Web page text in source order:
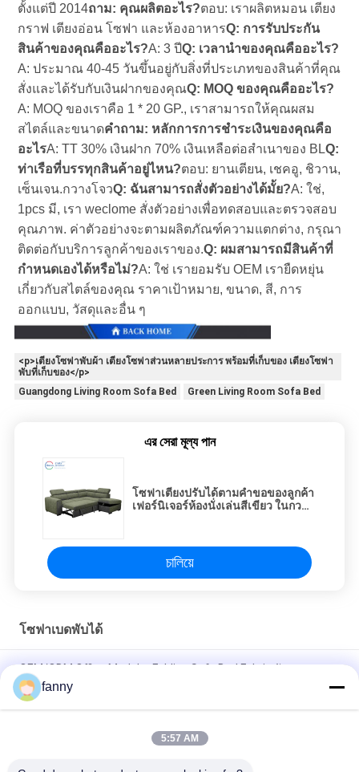
ตั้งแต่ปี 2014ถาม: คุณผลิตอะไร?ตอบ: เราผลิตหมอน เตียง
กราฟ เตียงอ่อน โซฟา และห้องอาหารQ: การรับประกัน
สินค้าของคุณคืออะไร?A: 3 ปีQ: เวลานําของคุณคืออะไร?
A: ประมาณ 40-45 วันขึ้นอยู่กับสิ่งที่ประเภทของสินค้าที่คุณ
สั่งและได้รับกับเงินฝากของคุณQ: MOQ ของคุณคืออะไร?
A: MOQ ของเราคือ 1 * 20 GP., เราสามารถให้คุณผสม
สไตล์และขนาดคําถาม: หลักการการชําระเงินของคุณคือ
อะไรA: TT 30% เงินฝาก 70% เงินเหลือต่อสําเนาของ BLQ:
ท่าเรือที่บรรทุกสินค้าอยู่ไหน?ตอบ: ยานเตียน, เชคอู, ชิวาน,
เซ็นเจน.กวางโจวQ: ฉันสามารถสั่งตัวอย่างได้มั้ย?A: ใช่,
1pcs มี, เรา weclome สั่งตัวอย่างเพื่อทดสอบและตรวจสอบ
คุณภาพ. ค่าตัวอย่างจะตามผลิตภัณฑ์ความแตกต่าง, กรุณา
ติดต่อกับบริการลูกค้าของเราของ.Q: ผมสามารถมีสินค้าที่
กําหนดเองได้หรือไม่?A: ใช่ เรายอมรับ OEM เรายืดหยุ่น
เกี่ยวกับสไตล์ของคุณ ราคาเป้าหมาย, ขนาด, สี, การ
ออกแบบ, วัสดุและอื่น ๆ
<p>เตียงโซฟาพับผ้า เตียงโซฟาส่วนหลายประการ พร้อมที่เก็บของ เตียงโซฟา
พับที่เก็บของ</p>
Guangdong Living Room Sofa Bed
Green Living Room Sofa Bed
এর সেরা মূল্য পান
โซฟาเตียงปรับได้ตามคําขอของลูกค้า
เฟอร์นิเจอร์ห้องนั่งเล่นสีเขียว ในกวน
চালিয়ে
โซฟาเบดพับได้
OEM/ODM Office Modular Folding Sofa Bed Fabric วัสดุ
223x143x80CM
fanny
5:57 AM